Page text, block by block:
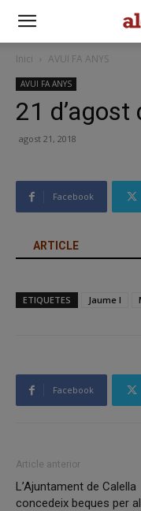
Inici AVUI FA ANYS
AVUI FA ANYS
21 d’agost
agost 21, 2018
Facebook
ARTICLE
ETIQUETES Jaume I
Facebook
Article anterior
L’Ajuntament de Calella
concedeix beques per